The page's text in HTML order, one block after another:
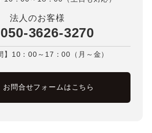
法人のお客様
050-3626-3270
】10：00～17：00（月～金）
お問合せフォームはこちら